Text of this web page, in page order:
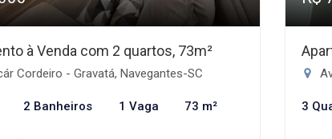
à Venda com 2 quartos, 73m²
Cordeiro - Gravatá, Navegantes-SC
2 Banheiros 1 Vaga 73 m² 3